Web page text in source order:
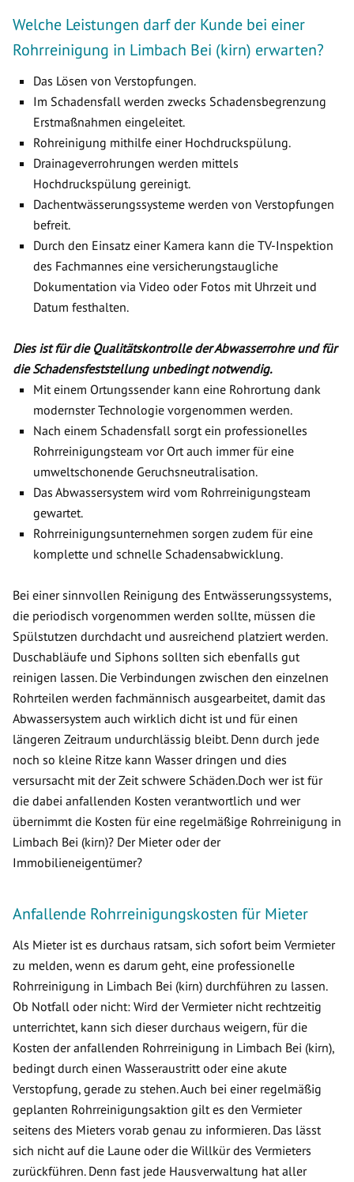
Welche Leistungen darf der Kunde bei einer
Rohrreinigung in Limbach Bei (kirn) erwarten?
Das Lösen von Verstopfungen.
Im Schadensfall werden zwecks Schadensbegrenzung
Erstmaßnahmen eingeleitet.
Rohreinigung mithilfe einer Hochdruckspülung.
Drainageverrohrungen werden mittels
Hochdruckspülung gereinigt.
Dachentwässerungssysteme werden von Verstopfungen
befreit.
Durch den Einsatz einer Kamera kann die TV-Inspektion
des Fachmannes eine versicherungstaugliche
Dokumentation via Video oder Fotos mit Uhrzeit und
Datum festhalten.
Dies ist für die Qualitätskontrolle der Abwasserrohre und für
die Schadensfeststellung unbedingt notwendig.
Mit einem Ortungssender kann eine Rohrortung dank
modernster Technologie vorgenommen werden.
Nach einem Schadensfall sorgt ein professionelles
Rohrreinigungsteam vor Ort auch immer für eine
umweltschonende Geruchsneutralisation.
Das Abwassersystem wird vom Rohrreinigungsteam
gewartet.
Rohrreinigungsunternehmen sorgen zudem für eine
komplette und schnelle Schadensabwicklung.
Bei einer sinnvollen Reinigung des Entwässerungssystems,
die periodisch vorgenommen werden sollte, müssen die
Spülstutzen durchdacht und ausreichend platziert werden.
Duschabläufe und Siphons sollten sich ebenfalls gut
reinigen lassen. Die Verbindungen zwischen den einzelnen
Rohrteilen werden fachmännisch ausgearbeitet, damit das
Abwassersystem auch wirklich dicht ist und für einen
längeren Zeitraum undurchlässig bleibt. Denn durch jede
noch so kleine Ritze kann Wasser dringen und dies
versursacht mit der Zeit schwere Schäden.Doch wer ist für
die dabei anfallenden Kosten verantwortlich und wer
übernimmt die Kosten für eine regelmäßige Rohrreinigung in
Limbach Bei (kirn)? Der Mieter oder der
Immobilieneigentümer?
Anfallende Rohrreinigungskosten für Mieter
Als Mieter ist es durchaus ratsam, sich sofort beim Vermieter
zu melden, wenn es darum geht, eine professionelle
Rohrreinigung in Limbach Bei (kirn) durchführen zu lassen.
Ob Notfall oder nicht: Wird der Vermieter nicht rechtzeitig
unterrichtet, kann sich dieser durchaus weigern, für die
Kosten der anfallenden Rohrreinigung in Limbach Bei (kirn),
bedingt durch einen Wasseraustritt oder eine akute
Verstopfung, gerade zu stehen. Auch bei einer regelmäßig
geplanten Rohrreinigungsaktion gilt es den Vermieter
seitens des Mieters vorab genau zu informieren. Das lässt
sich nicht auf die Laune oder die Willkür des Vermieters
zurückführen. Denn fast jede Hausverwaltung hat aller